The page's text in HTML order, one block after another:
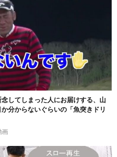
してしまった人にお届けする、山
分からないぐらいの「魚突きドリ
画